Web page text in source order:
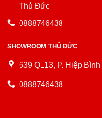
Thủ Đức
0888746438
SHOWROOM THỦ ĐỨC
639 QL13, P. Hiệp
0888746438